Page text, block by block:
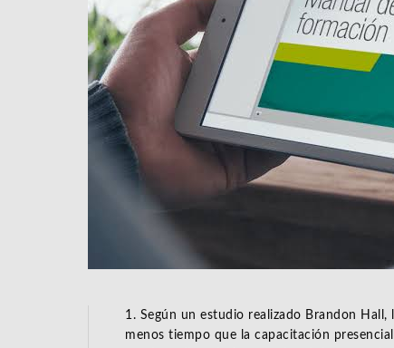
1. Según un estudio realizado Brandon
menos tiempo que la capacitación